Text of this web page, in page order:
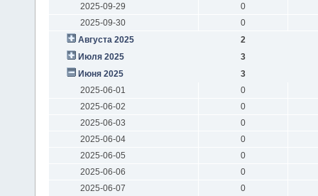
2025-09-29
0
2025-09-30
0
Августа 2025
2
Июля 2025
3
Июня 2025
3
2025-06-01
0
2025-06-02
0
2025-06-03
0
2025-06-04
0
2025-06-05
0
2025-06-06
0
2025-06-07
0